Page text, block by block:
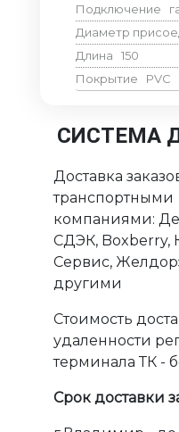
Подключение
Диаметр
Длина
150
Покрытие
PVC
СИСТЕМА
Доставка
транспортными
компаниями:
СДЭК, Boxberry,
Сервис,
другими
Стоимость
удаленности
терминала ТК -
Срок доставки